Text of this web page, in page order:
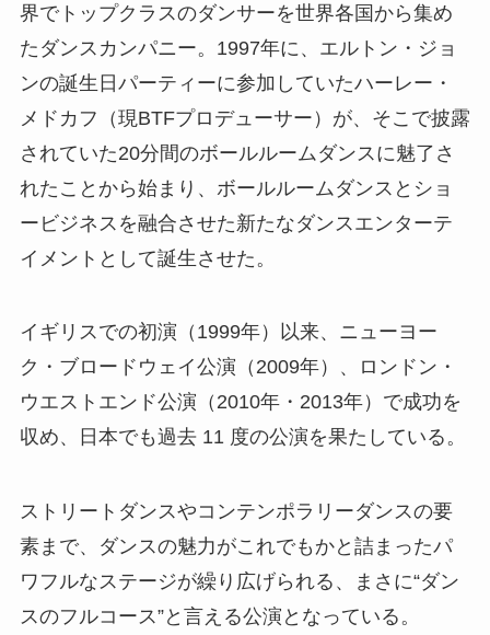
界でトップクラスのダンサーを世界各国から集め
たダンスカンパニー。1997年に、エルトン・ジョ
ンの誕生日パーティーに参加していたハーレー・
メドカフ（現BTFプロデューサー）が、そこで披露
されていた20分間のボールルームダンスに魅了さ
れたことから始まり、ボールルームダンスとショ
ービジネスを融合させた新たなダンスエンターテ
イメントとして誕生させた。
イギリスでの初演（1999年）以来、ニューヨー
ク・ブロードウェイ公演（2009年）、ロンドン・
ウエストエンド公演（2010年・2013年）で成功を
収め、日本でも過去 11 度の公演を果たしている。
ストリートダンスやコンテンポラリーダンスの要
素まで、ダンスの魅力がこれでもかと詰まったパ
ワフルなステージが繰り広げられる、まさに“ダン
スのフルコース”と言える公演となっている。